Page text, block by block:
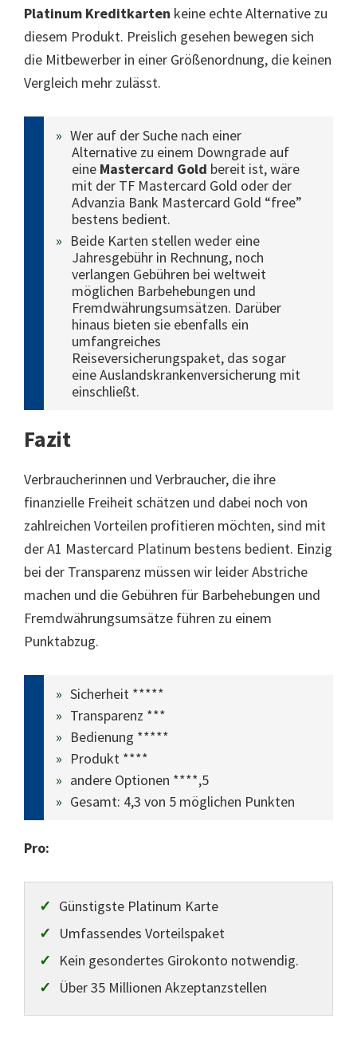
Platinum Kreditkarten keine echte Alternative zu
diesem Produkt. Preislich gesehen bewegen sich
die Mitbewerber in einer Größenordnung, die keinen
Vergleich mehr zulässt.
Wer auf der Suche nach einer
Alternative zu einem Downgrade auf
eine Mastercard Gold bereit ist, wäre
mit der TF Mastercard Gold oder der
Advanzia Bank Mastercard Gold “free”
bestens bedient.
Beide Karten stellen weder eine
Jahresgebühr in Rechnung, noch
verlangen Gebühren bei weltweit
möglichen Barbehebungen und
Fremdwährungsumsätzen. Darüber
hinaus bieten sie ebenfalls ein
umfangreiches
Reiseversicherungspaket, das sogar
eine Auslandskrankenversicherung mit
einschließt.
Fazit
Verbraucherinnen und Verbraucher, die ihre
finanzielle Freiheit schätzen und dabei noch von
zahlreichen Vorteilen profitieren möchten, sind mit
der A1 Mastercard Platinum bestens bedient. Einzig
bei der Transparenz müssen wir leider Abstriche
machen und die Gebühren für Barbehebungen und
Fremdwährungsumsätze führen zu einem
Punktabzug.
Sicherheit *****
Transparenz ***
Bedienung *****
Produkt ****
andere Optionen ****,5
Gesamt: 4,3 von 5 möglichen Punkten
Pro:
Günstigste Platinum Karte
Umfassendes Vorteilspaket
Kein gesondertes Girokonto notwendig.
Über 35 Millionen Akzeptanzstellen